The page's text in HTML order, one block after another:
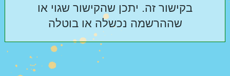
ביטחון
ובטיחות
גלריות
תמונות
שריון מקום
בקישור זה. יתכן שהקישור שגוי או
שההרשמה נכשלה או בוטלה